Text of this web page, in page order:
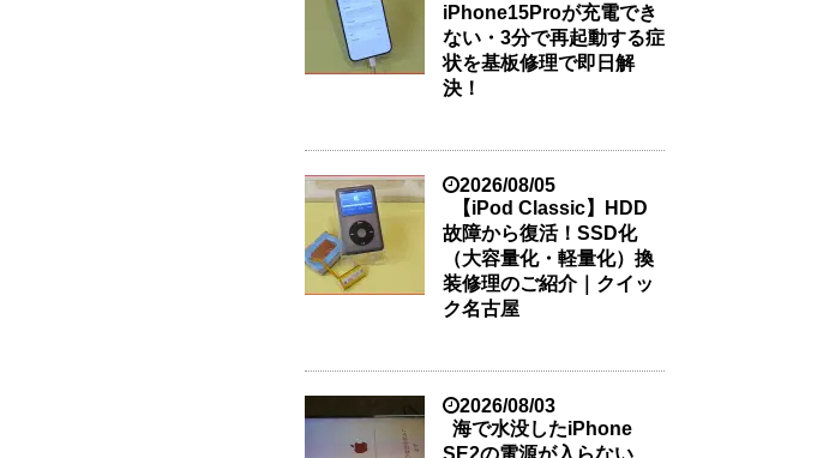
iPhone15Proが充電でき
ない・3分で再起動する症
状を基板修理で即日解
決！
2026/08/05
【iPod Classic】HDD
故障から復活！SSD化
（大容量化・軽量化）換
装修理のご紹介｜クイッ
ク名古屋
2026/08/03
海で水没したiPhone